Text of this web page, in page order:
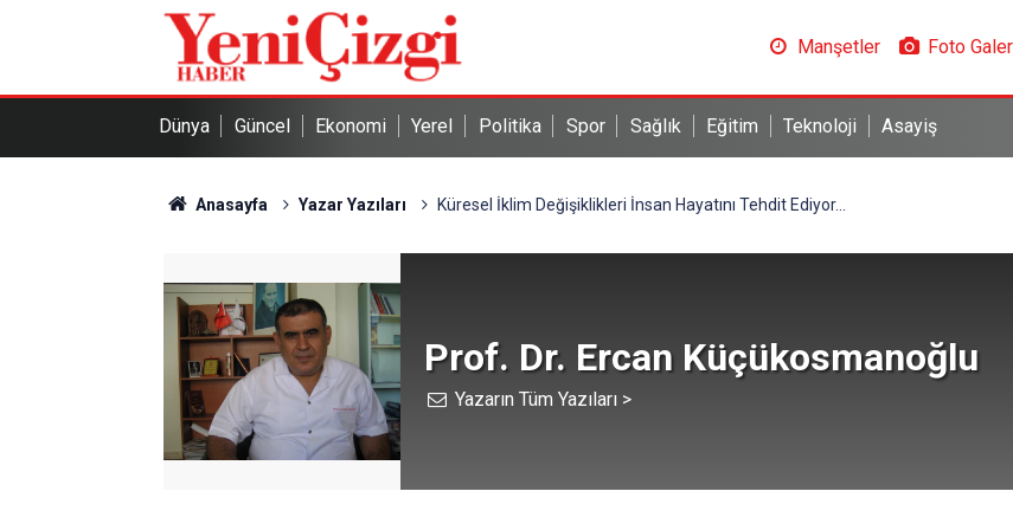
Manşetler Foto
Dünya Güncel Ekonomi Yerel Politika Spor Sağlık Eğitim Teknoloji Asayiş
Anasayfa Yazar Yazıları Küresel İklim Değişiklikleri İnsan Hayatını Tehdit Ediyor...
Prof. Dr. Ercan Küçükosmanoğlu
Yazarın Tüm Yazıları >